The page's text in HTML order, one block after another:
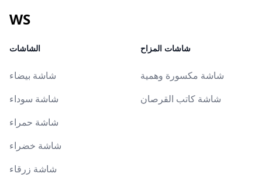
WS
الشاشات
شاشة بيضاء
شاشة سوداء
شاشة حمراء
شاشة خضراء
شاشة زرقاء
شاشات المزاح
شاشة مكسورة وهمية
شاشة كاتب القرصان